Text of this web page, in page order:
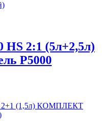
2:1 (5л+2,5л)
P5000